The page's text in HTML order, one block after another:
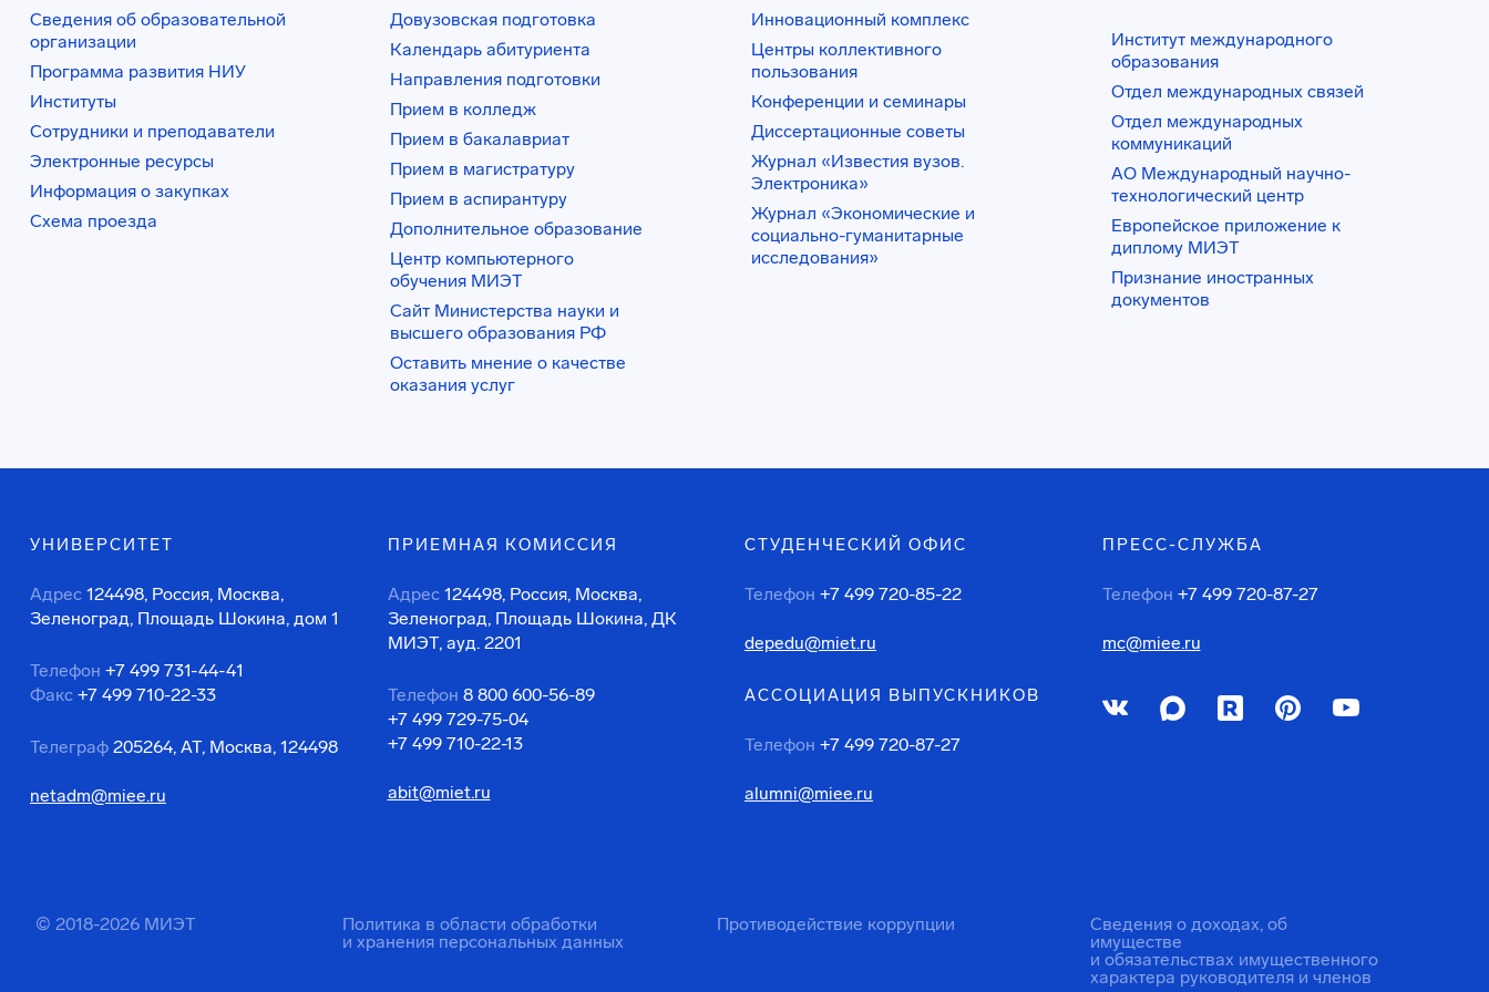
РПД_ПрПС
IPS_01.04.04_ЦОСИ
23. Аннот ПрПММ
01.04.04 ЦОСИ 21
24. Аннот УчПр 01.-4.04
ЦОСИ 21
28. Аннотация
РПД_Основы права
интеллектуальной
собственности_все
направления,профили
магистр.
Красильщикова маг_прик_мат
направления,направленности
Сведения об образовательной
организации
Программа развития НИУ
Институты
Сотрудники и преподаватели
Электронные ресурсы
Информация о закупках
Схема проезда
Довузовская подготовка
Календарь абитуриента
Направления подготовки
Прием в колледж
Прием в бакалавриат
Прием в магистратуру
Прием в аспирантуру
Дополнительное образование
Центр компьютерного
обучения МИЭТ
Сайт Министерства науки и
высшего образования РФ
Оставить мнение о качестве
оказания услуг
Инновационный комплекс
Центры коллективного
пользования
Конференции и семинары
Диссертационные советы
Журнал «Известия вузов.
Электроника»
Журнал «Экономические и
социально-гуманитарные
исследования»
Институт международного
образования
Отдел международных связей
Отдел международных
коммуникаций
АО Международный научно-
технологический центр
Европейское приложение к
диплому МИЭТ
Признание иностранных
документов
УНИВЕРСИТЕТ
Адрес 124498, Россия, Москва,
Зеленоград, Площадь Шокина, дом 1
Телефон +7 499 731-44-41
Факс +7 499 710-22-33
Телеграф 205264, АТ, Москва, 124498
netadm@miee.ru
ПРИЕМНАЯ КОМИССИЯ
Адрес 124498, Россия, Москва,
Зеленоград, Площадь Шокина, ДК
МИЭТ, ауд. 2201
Телефон 8 800 600-56-89
+7 499 729-75-04
+7 499 710-22-13
abit@miet.ru
СТУДЕНЧЕСКИЙ ОФИС
Телефон +7 499 720-85-22
depedu@miet.ru
АССОЦИАЦИЯ ВЫПУСКНИКОВ
Телефон +7 499 720-87-27
alumni@miee.ru
ПРЕСС-СЛУЖБА
Телефон +7 499 720-87-27
mc@miee.ru
© 2018-2026 МИЭТ
Политика в области обработки
и хранения персональных данных
Противодействие коррупции
Сведения о доходах, об
имуществе
и обязательствах имущественного
характера руководителя и членов